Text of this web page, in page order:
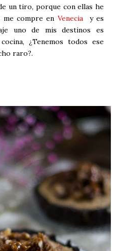
un tiro, porque con ellas he
me compre en Venecia
y es
uno de mis destinos es
¿Tenemos todos ese
raro?.